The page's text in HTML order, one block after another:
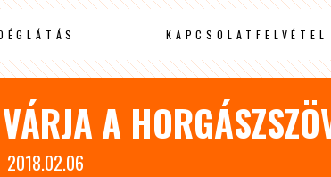
KAPCSOLATFELVÉTEL
A
2018.02.06